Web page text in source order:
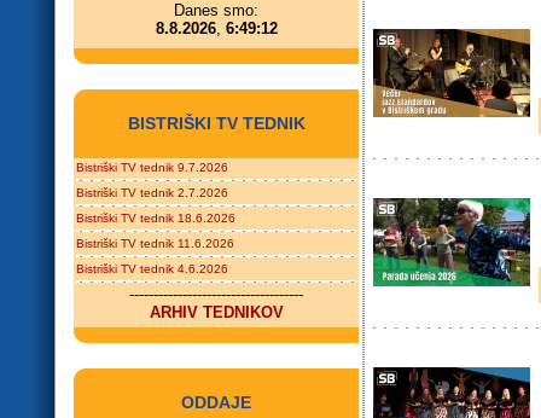
Danes smo:
8.8.2026, 6:49:12
BISTRIŠKI TV TEDNIK
Bistriški TV tednik 9.7.2026
Bistriški TV tednik 2.7.2026
Bistriški TV tednik 18.6.2026
Bistriški TV tednik 11.6.2026
Bistriški TV tednik 4.6.2026
------------------------------------
ARHIV TEDNIKOV
ODDAJE